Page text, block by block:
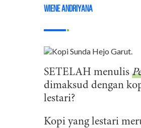
Wiene Andriyana
SETELAH menulis
dimaksud dengan
lestari?
Kopi yang lestari